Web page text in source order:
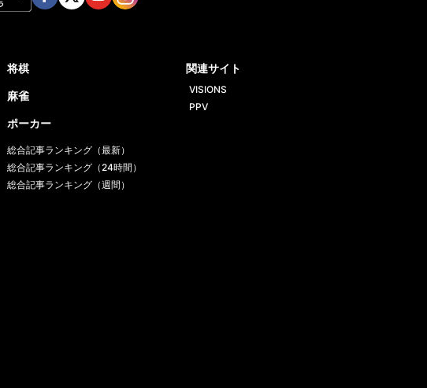
将棋
麻雀
ポーカー
総合記事ランキング（最新）
総合記事ランキング（24時間）
総合記事ランキング（週間）
関連サイト
VISIONS
PPV